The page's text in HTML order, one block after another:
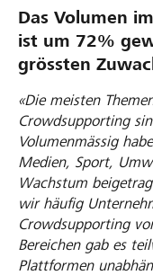
Das Volumen
ist um 72%
grössten
«Die meisten
Crowdsupporting
Volumenmässig
Medien, Sport,
Wachstum
wir häufig
Crowdsupporting
Bereichen gab es
Plattformen